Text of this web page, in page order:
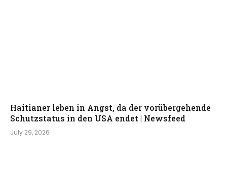
Haitianer leben in Angst, da der vorübergehende
Schutzstatus in den USA endet | Newsfeed
July 29, 2026